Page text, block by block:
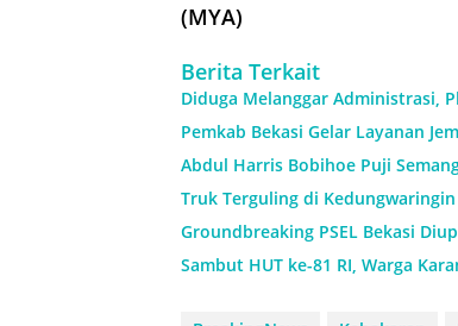
(MYA)
Berita Terkait
Diduga Melanggar Administrasi,
Pemkab Bekasi Gelar Layanan
Abdul Harris Bobihoe Puji
Truk Terguling di
Groundbreaking PSEL Bekasi
Sambut HUT ke-81 RI, Warga